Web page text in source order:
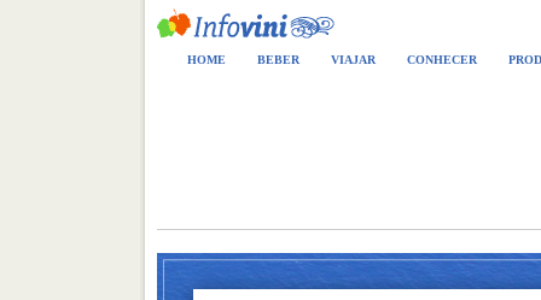
HOME BEBER VIAJAR CONHECER